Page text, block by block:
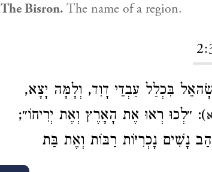
The Bisron. The name of a region.
בִּכְלַל עַבְדֵי דָוִד, וְלָמָּה יָצָא,
): ״לְכוּ רְאוּ אֶת הָאָרֶץ וְאֶת יְרִיחוֹ״;
נָשִׁים נָכְרִיּוֹת רַבּוֹת וְאֶת בַּת